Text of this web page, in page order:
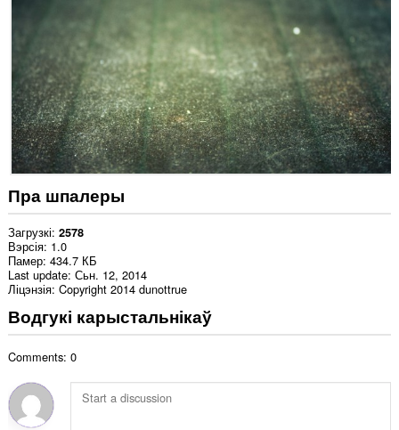
Пра шпалеры
Загрузкі 2578
Вэрсія 1.0
Памер 434.7 КБ
Last update Сьн. 12, 2014
Ліцэнзія Copyright 2014 dunottrue
Водгукі карыстальнікаў
Comments: 0